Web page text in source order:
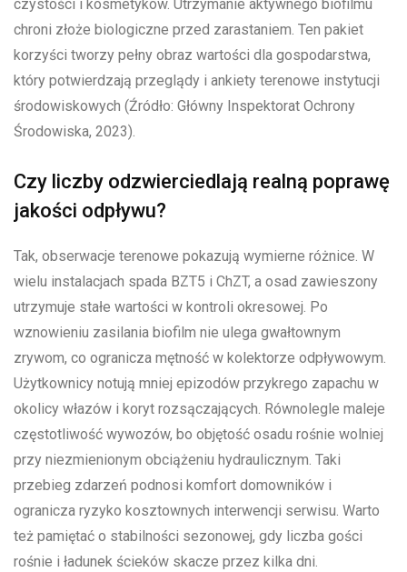
czystości i kosmetyków. Utrzymanie aktywnego biofilmu
chroni złoże biologiczne przed zarastaniem. Ten pakiet
korzyści tworzy pełny obraz wartości dla gospodarstwa,
który potwierdzają przeglądy i ankiety terenowe instytucji
środowiskowych (Źródło: Główny Inspektorat Ochrony
Środowiska, 2023).
Czy liczby odzwierciedlają realną poprawę
jakości odpływu?
Tak, obserwacje terenowe pokazują wymierne różnice. W
wielu instalacjach spada BZT5 i ChZT, a osad zawieszony
utrzymuje stałe wartości w kontroli okresowej. Po
wznowieniu zasilania biofilm nie ulega gwałtownym
zrywom, co ogranicza mętność w kolektorze odpływowym.
Użytkownicy notują mniej epizodów przykrego zapachu w
okolicy włazów i koryt rozsączających. Równolegle maleje
częstotliwość wywozów, bo objętość osadu rośnie wolniej
przy niezmienionym obciążeniu hydraulicznym. Taki
przebieg zdarzeń podnosi komfort domowników i
ogranicza ryzyko kosztownych interwencji serwisu. Warto
też pamiętać o stabilności sezonowej, gdy liczba gości
rośnie i ładunek ścieków skacze przez kilka dni.